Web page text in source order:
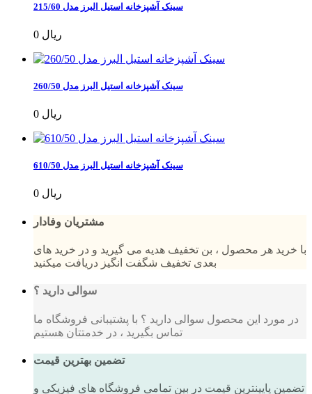
سینک آشپزخانه استیل البرز مدل 215/60
0 ریال
سینک آشپزخانه استیل البرز مدل 260/50
0 ریال
سینک آشپزخانه استیل البرز مدل 610/50
0 ریال
مشتریان وفادار
با خرید هر محصول ، بن تخفیف هدیه می گیرید و در خرید های
بعدی تخفیف شگفت انگیز دریافت میکنید
سوالی دارید ؟
در مورد این محصول سوالی دارید ؟ با پشتیبانی فروشگاه ما
تماس بگیرید ، در خدمتتان هستیم
تضمین بهترین قیمت
تضمین پایینترین قیمت در بین تمامی فروشگاه های فیزیکی و